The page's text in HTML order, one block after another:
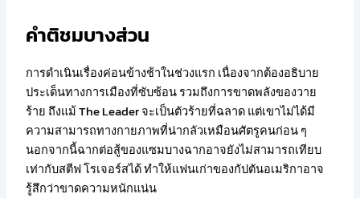
คำติชมบางส่วน
การดำเนินเรื่องค่อนข้างช้าในช่วงแรก เนื่องจากต้องอธิบาย
ประเด็นทางการเมืองที่ซับซ้อน รวมถึงการขาดพลังของวาย
ร้าย ถึงแม้ The Leader จะเป็นตัวร้ายที่ฉลาด แต่เขาไม่ได้มี
ความสามารถทางกายภาพที่น่ากลัวเหมือนศัตรูคนก่อน ๆ
นอกจากนี้ฉากต่อสู้ของแซมบางฉากอาจยังไม่สามารถเทียบ
เท่ากับสตีฟ โรเจอร์สได้ ทำให้แฟนเก่าของกัปตันอเมริกาอาจ
รู้สึกว่าขาดความหนักแน่น